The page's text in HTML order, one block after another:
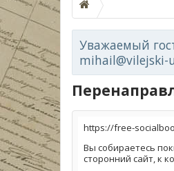
Уважаемый
mihail@vilejski-
https://free-
Вы собираетесь
сторонний сайт, к